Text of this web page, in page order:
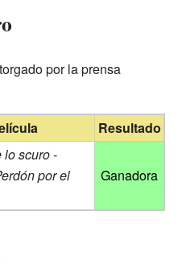
por la prensa
Resultado
lo scuro-
por el
Ganadora